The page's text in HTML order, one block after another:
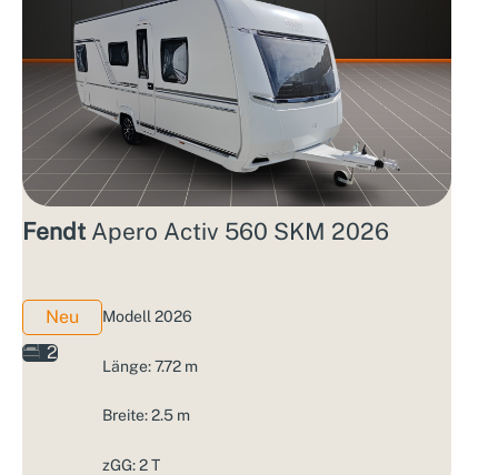
Fendt Apero Activ 560 SKM 2026
Neu
2
Modell 2026
Länge: 7.72 m
Breite: 2.5 m
zGG: 2 T